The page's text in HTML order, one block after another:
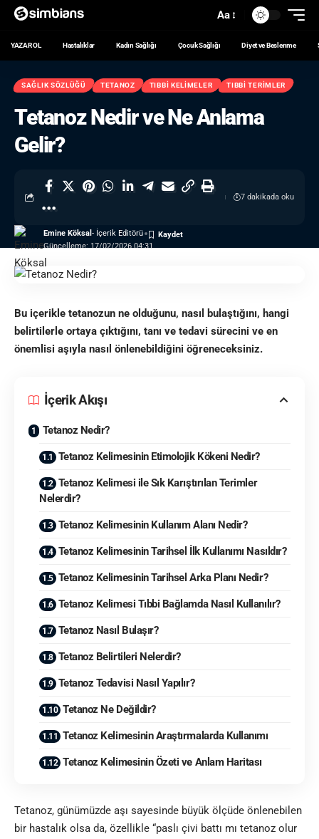
Aa
YAZAR OL Hastalıklar Kadın Sağlığı Çocuk Sağlığı Diyet ve Beslenme
SAĞLIK SÖZLÜĞÜ TETANOZ TIBBI KELIMELER TIBBI TERIMLER
Tetanoz Nedir ve Ne Anlama
Gelir?
Güncelleme: 17/02/2026 04:31
Emine Köksal - İçerik Editörü
7 dakikada oku
Bu içerikle tetanozun ne olduğunu, nasıl bulaştığını, hangi
belirtilerle ortaya çıktığını, tanı ve tedavi sürecini ve en
önemlisi aşıyla nasıl önlenebildiğini öğreneceksiniz.
İçerik Akışı
Tetanoz Nedir?
Tetanoz Kelimesinin Etimolojik Kökeni Nedir?
Tetanoz Kelimesi ile Sık Karıştırılan Terimler
Nelerdir?
Tetanoz Kelimesinin Kullanım Alanı Nedir?
Tetanoz Kelimesinin Tarihsel İlk Kullanımı Nasıldır?
Tetanoz Kelimesinin Tarihsel Arka Planı Nedir?
Tetanoz Kelimesi Tıbbi Bağlamda Nasıl Kullanılır?
Tetanoz Nasıl Bulaşır?
Tetanoz Belirtileri Nelerdir?
Tetanoz Tedavisi Nasıl Yapılır?
Tetanoz Ne Değildir?
Tetanoz Kelimesinin Araştırmalarda Kullanımı
Tetanoz Kelimesinin Özeti ve Anlam Haritası
Tetanoz, günümüzde aşı sayesinde büyük ölçüde önlenebilen
bir hastalık olsa da, özellikle “paslı çivi battı mı tetanoz olur